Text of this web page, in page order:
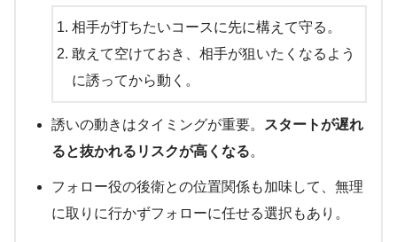
相手が打ちたいコースに先に構えて守る。
敢えて空けておき、相手が狙いたくなるよう
に誘ってから動く。
誘いの動きはタイミングが重要。
スタートが遅れ
ると抜かれるリスクが高くなる。
フォロー役の後衛との位置関係も加味して、無理
に取りに行かずフォローに任せる選択もあり。